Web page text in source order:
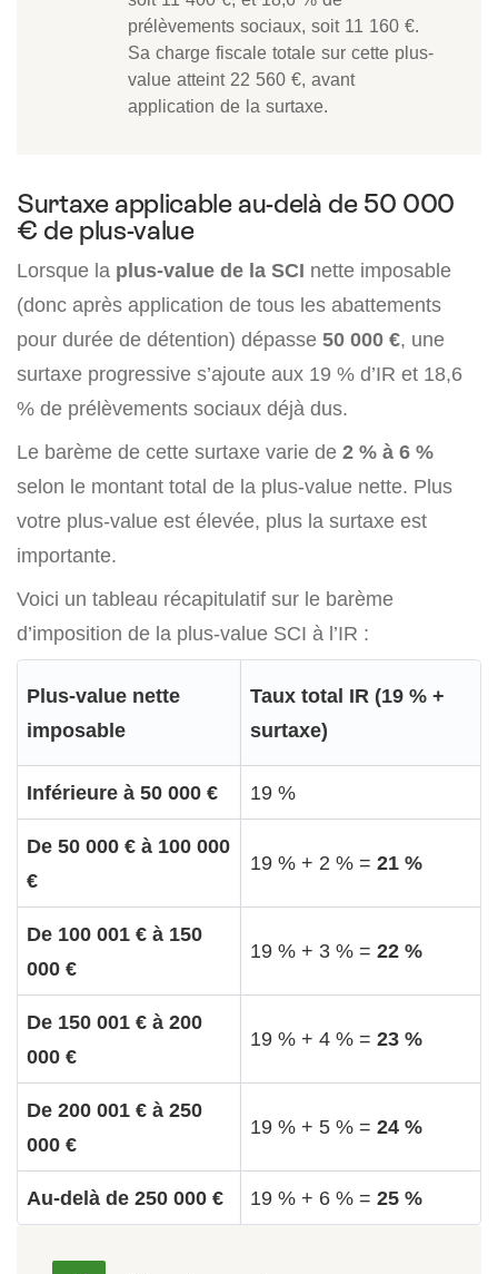
prélèvements sociaux, soit 11 160 €.
Sa charge fiscale totale sur cette plus-
value atteint 22 560 €, avant
application de la surtaxe.
Surtaxe applicable au-delà de 50 000
€ de plus-value
Lorsque la plus-value de la SCI nette imposable
(donc après application de tous les abattements
pour durée de détention) dépasse 50 000 €, une
surtaxe progressive s’ajoute aux 19 % d’IR et 18,6
% de prélèvements sociaux déjà dus.
Le barème de cette surtaxe varie de 2 % à 6 %
selon le montant total de la plus-value nette. Plus
votre plus-value est élevée, plus la surtaxe est
importante.
Voici un tableau récapitulatif sur le barème
d’imposition de la plus-value SCI à l’IR :
Plus-value nette
imposable
Taux total IR (19 % +
surtaxe)
Inférieure à 50 000 € 19 %
De 50 000 € à 100 000
€
19 % + 2 % = 21 %
De 100 001 € à 150
000 €
19 % + 3 % = 22 %
De 150 001 € à 200
000 €
19 % + 4 % = 23 %
De 200 001 € à 250
000 €
19 % + 5 % = 24 %
Au-delà de 250 000 € 19 % + 6 % = 25 %